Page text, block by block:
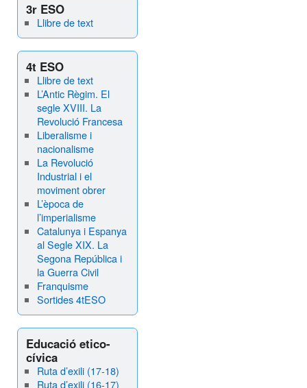
3r ESO
Llibre de text
4t ESO
Llibre de text
L’Antic Règim. El
segle XVIII. La
Revolució Francesa
Liberalisme i
nacionalisme
La Revolució
Industrial i el
moviment obrer
L’època de
l’imperialisme
Catalunya i Espanya
al Segle XIX. La
Segona República i
la Guerra Civil
Franquisme
Sortides 4tESO
Educació etico-
cívica
Ruta d’exili (17-18)
Ruta d’exili (16-17)